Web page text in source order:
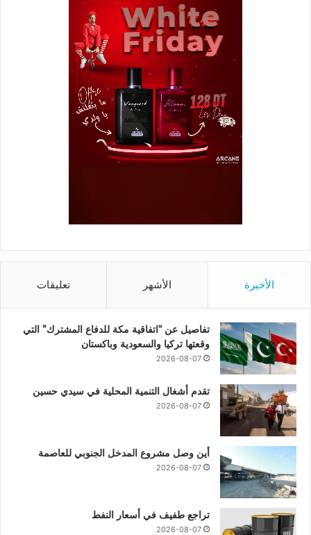
الأخيرة الأشهر تعليقات
تفاصيل عن “اتفاقية مكة للدفاع المشترك” التي
وقعتها تركيا والسعودية وباكستان
2026-08-07
تقدم أشغال التنمية المحلية في سيدي حسين
2026-08-07
أين وصل مشروع المدخل الجنوبي للعاصمة
2026-08-07
تراجع طفيف في أسعار النفط
2026-08-07